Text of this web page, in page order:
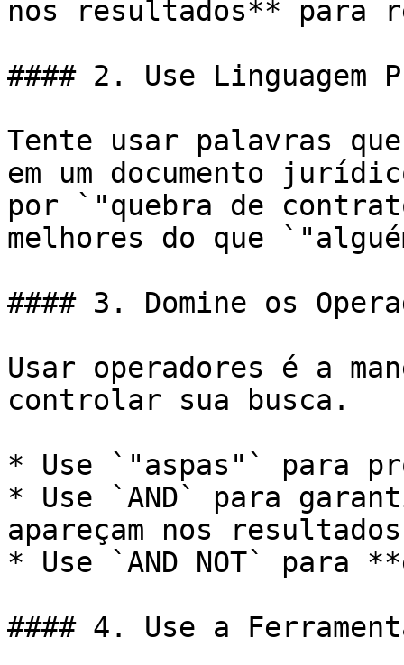
nos resultados**
#### 2. Use Linguagem
Tente usar palavras
em um documento
por `"quebra de
melhores do que
#### 3. Domine os
Usar operadores é a
controlar sua busca.
* Use `"aspas"` para
* Use `AND` para
apareçam nos
* Use `AND NOT` para
#### 4. Use a